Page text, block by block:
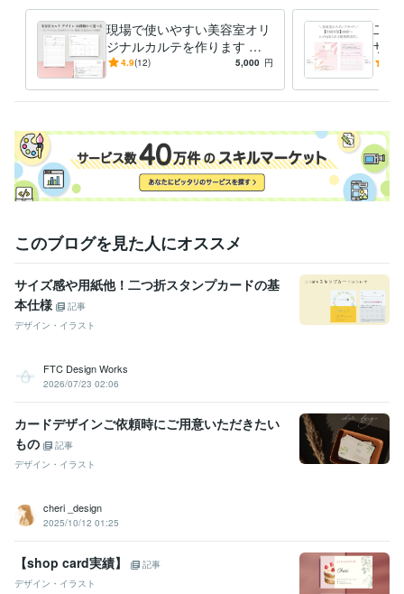
現場で使いやすい美容室オリ
ジナルカルテを作ります 印
刷対応！ロゴ入れ無料！デザ
能！
4.9(12) 5,000 円
二つ
ザイ
以外
このブログを見た人にオススメ
サイズ感や用紙他！二つ折スタンプカードの基
本仕様
記事
デザイン・イラスト
FTC Design Works
2026/07/23 02:06
カードデザインご依頼時にご用意いただきたい
もの
記事
デザイン・イラスト
cheri _design
2025/10/12 01:25
【shop card実績】
記事
デザイン・イラスト